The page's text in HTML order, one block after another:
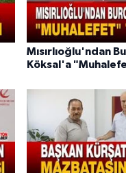
Mısırlıoğlu'ndan
Köksal'a